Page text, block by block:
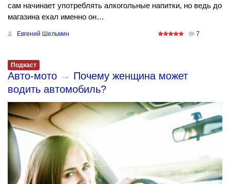
сам начинает употреблять алкогольные напитки, но ведь до
магазина ехал именно он…
Евгений Шельмин 7
Подкаст
Авто-мото → Почему женщина может
водить автомобиль?